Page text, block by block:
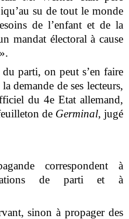
su de tout le monde
de l’enfant et de la
mandat électoral à cause
parti, on peut s’en faire
demande de ses lecteurs,
du 4e Etat allemand,
de Germinal, jugé
correspondent à
de parti et à
sinon à propager des